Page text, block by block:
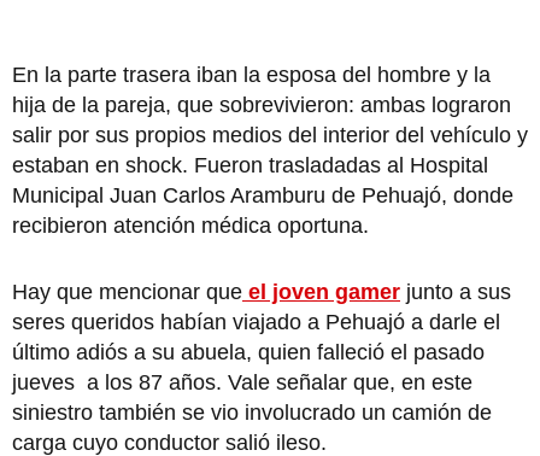
En la parte trasera iban la esposa del hombre y la
hija de la pareja, que sobrevivieron: ambas lograron
salir por sus propios medios del interior del vehículo y
estaban en shock. Fueron trasladadas al Hospital
Municipal Juan Carlos Aramburu de Pehuajó, donde
recibieron atención médica oportuna.
Hay que mencionar que el joven gamer junto a sus
seres queridos habían viajado a Pehuajó a darle el
último adiós a su abuela, quien falleció el pasado
jueves a los 87 años. Vale señalar que, en este
siniestro también se vio involucrado un camión de
carga cuyo conductor salió ileso.